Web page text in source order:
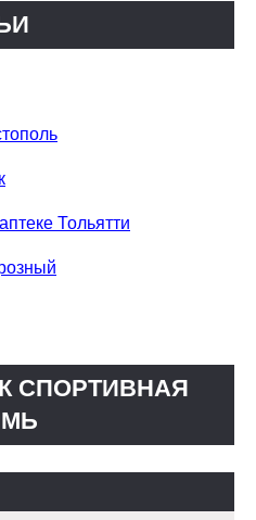
Тольятти
СПОРТИВНАЯ